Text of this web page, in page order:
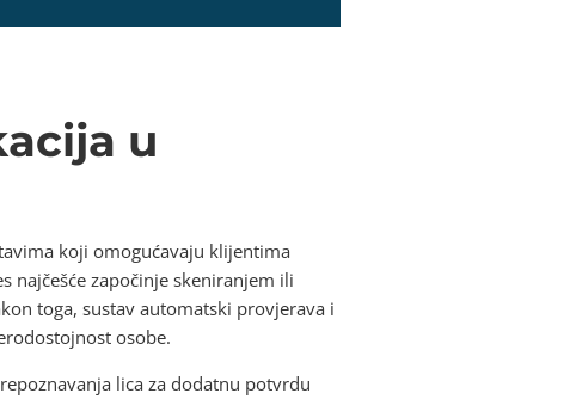
u
koji omogućavaju klijentima
najčešće započinje skeniranjem ili
toga, sustav automatski provjerava i
osobe.
lica za dodatnu potvrdu